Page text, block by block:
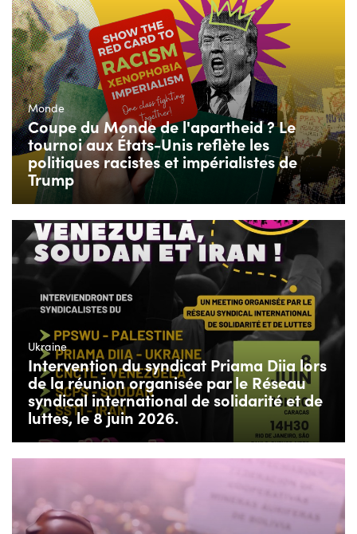
Monde
Coupe du Monde de l'apartheid ? Le
tournoi aux États-Unis reflète les
politiques racistes et impérialistes de
Trump
Ukraine
Intervention du syndicat Priama Diia lors
de la réunion organisée par le Réseau
syndical international de solidarité et de
luttes, le 8 juin 2026.